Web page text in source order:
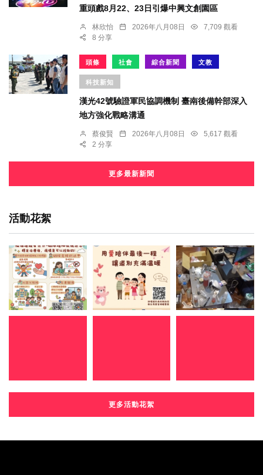
重頭戲8月22、23日引爆中興文創園區
林欣怡 2026年八月08日
7,709 觀看
8 分享
頭條 社會 綜合新聞 文教
科技新知
漢光42號驗證軍民協調機制 臺南後備幹部深入
地方強化戰略溝通
蔡俊賢 2026年八月08日
5,617 觀看
2 分享
更多最新新聞
活動花絮
更多活動花絮